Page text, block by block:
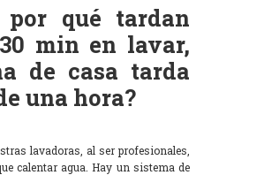
por qué tardan
min en lavar,
de casa tarda
una hora?
lavadoras, al ser profesionales,
calentar agua. Hay un sistema de